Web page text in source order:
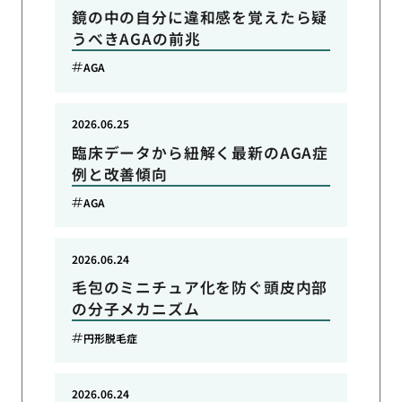
鏡の中の自分に違和感を覚えたら疑
うべきAGAの前兆
AGA
臨床データから紐解く最新のAGA症
例と改善傾向
2026.06.25
AGA
毛包のミニチュア化を防ぐ頭皮内部
の分子メカニズム
2026.06.24
円形脱毛症
2026.06.24